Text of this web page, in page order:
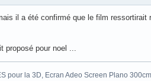
il a été confirmé que le film ressortirait
pour noel ...
pour la 3D, Ecran Adeo Screen Plano